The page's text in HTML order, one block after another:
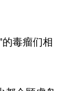
毒瘤们相